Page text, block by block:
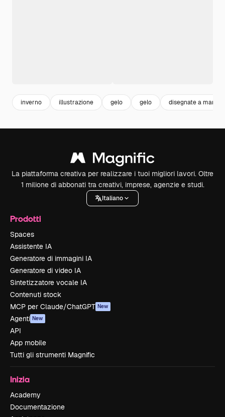
inverno illustrazione gelo gelo disegnate a mano
La piattaforma creativa per realizzare i tuoi migliori lavori. Oltre
1 milione di abbonati tra creativi, imprese, agenzie e studi.
Italiano
Prodotti
Spaces
Assistente IA
Generatore di immagini IA
Generatore di video IA
Sintetizzatore vocale IA
Contenuti stock
MCP per Claude/ChatGPT New
Agenti New
API
App mobile
Tutti gli strumenti Magnific
Inizia
Academy
Documentazione